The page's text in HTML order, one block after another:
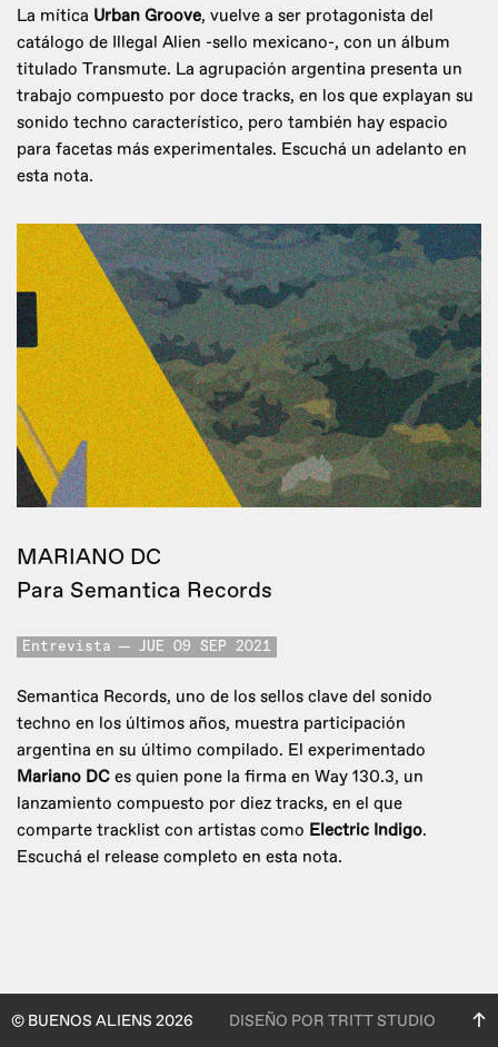
La mítica Urban Groove, vuelve a ser protagonista del
catálogo de Illegal Alien -sello mexicano-, con un álbum
titulado Transmute. La agrupación argentina presenta un
trabajo compuesto por doce tracks, en los que explayan su
sonido techno característico, pero también hay espacio
para facetas más experimentales. Escuchá un adelanto en
esta nota.
MARIANO DC
Para Semantica Records
Entrevista JUE 09 SEP 2021
Semantica Records, uno de los sellos clave del sonido
techno en los últimos años, muestra participación
argentina en su último compilado. El experimentado
Mariano DC es quien pone la firma en Way 130.3, un
lanzamiento compuesto por diez tracks, en el que
comparte tracklist con artistas como Electric Indigo.
Escuchá el release completo en esta nota.
© BUENOS ALIENS 2026 DISEÑO POR TRITT STUDIO